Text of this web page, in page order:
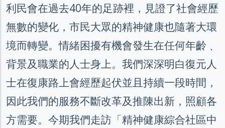
利民會在過去40年的足跡裡，見證了社會經歷
無數的變化，市民大眾的精神健康也隨著大環
境而轉變。情緒困擾有機會發生在任何年齡﹑
背景及職業的人士身上。我們深深明白復元人
士在復康路上會經歷起伏並且持續一段時間，
因此我們的服務不斷改革及推陳出新，照顧各
方需要。今期我們走訪「精神健康綜合社區中